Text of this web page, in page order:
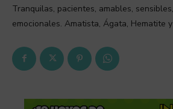
Tranquilas, pacientes, amables,
emocionales. Amatista, Ágata, Hematite